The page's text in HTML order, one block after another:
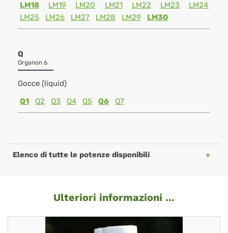
LM18
LM19 LM20 LM21 LM22 LM23
LM24
LM25
LM26 LM27 LM28 LM29 LM30
Q
Organon 6
Gocce (liquid)
Q1
Q2 Q3 Q4 Q5 Q6 Q7
Elenco di tutte le potenze disponibili
Ulteriori informazioni ...